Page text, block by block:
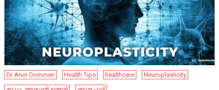
Dr Arun Oommen Health Tips healthcare
Neuroplasticity